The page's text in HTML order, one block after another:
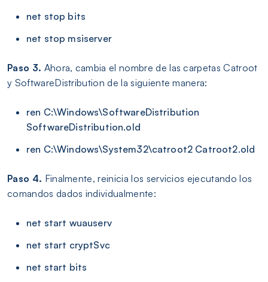
net stop bits
net stop msiserver
Paso 3. Ahora, cambia el nombre de las carpetas Catroot
y SoftwareDistribution de la siguiente manera:
ren C:\Windows\SoftwareDistribution
SoftwareDistribution.old
ren C:\Windows\System32\catroot2 Catroot2.old
Paso 4. Finalmente, reinicia los servicios ejecutando los
comandos dados individualmente:
net start wuauserv
net start cryptSvc
net start bits